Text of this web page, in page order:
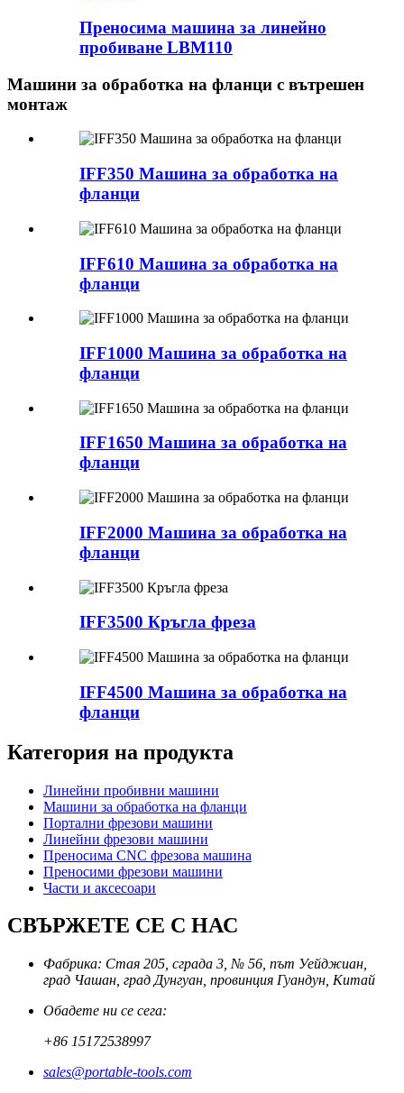
Преносима машина за линейно
пробиване LBM110
Машини за обработка на фланци с вътрешен
монтаж
IFF350 Машина за обработка на
фланци
IFF610 Машина за обработка на
фланци
IFF1000 Машина за обработка на
фланци
IFF1650 Машина за обработка на
фланци
IFF2000 Машина за обработка на
фланци
IFF3500 Кръгла фреза
IFF4500 Машина за обработка на
фланци
Категория на продукта
Линейни пробивни машини
Машини за обработка на фланци
Портални фрезови машини
Линейни фрезови машини
Преносима CNC фрезова машина
Преносими фрезови машини
Части и аксесоари
СВЪРЖЕТЕ СЕ С НАС
Фабрика: Стая 205, сграда 3, № 56, път Уейджиан,
град Чашан, град Дунгуан, провинция Гуандун, Китай
Обадете ни се сега:
+86 15172538997
sales@portable-tools.com